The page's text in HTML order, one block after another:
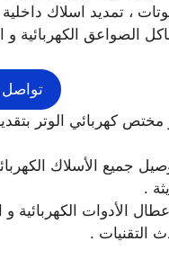
، تمديد اسلاك
الصواعق الكهربائية
تواصل
مختص كهربائي الوتر
جميع الأسلاك
.
الأدوات الكهربائية و
التقنيات .